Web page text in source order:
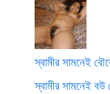
স্বামীর সামনেই
স্বামীর সামনেই